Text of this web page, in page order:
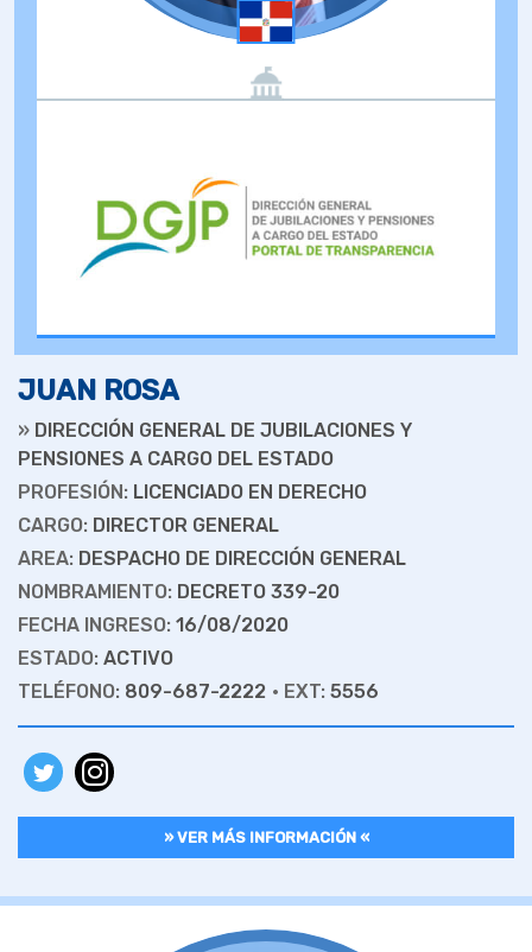
JUAN ROSA
» DIRECCIÓN GENERAL DE JUBILACIONES Y
PENSIONES A CARGO DEL ESTADO
PROFESIÓN: LICENCIADO EN DERECHO
CARGO: DIRECTOR GENERAL
AREA: DESPACHO DE DIRECCIÓN GENERAL
NOMBRAMIENTO: DECRETO 339-20
FECHA INGRESO: 16/08/2020
ESTADO: ACTIVO
TELÉFONO: 809-687-2222 • EXT: 5556
» VER MÁS INFORMACIÓN «